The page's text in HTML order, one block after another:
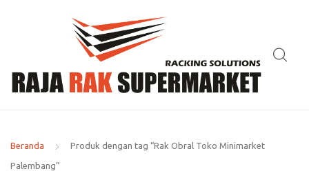
Beranda Produk dengan tag “Rak Obral Toko Minimarket
Palembang”